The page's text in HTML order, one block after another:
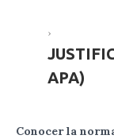
APA)
Conocer la